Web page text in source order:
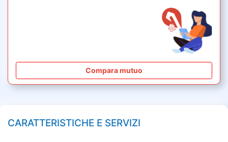
Compara mutuo
CARATTERISTICHE E SERVIZI